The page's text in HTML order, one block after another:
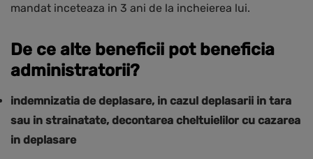
mandat inceteaza in 3 ani de la incheierea lui.
De ce alte beneficii pot beneficia
administratorii?
indemnizatia de deplasare, in cazul deplasarii in tara
sau in strainatate, decontarea cheltuielilor cu cazarea
in deplasare